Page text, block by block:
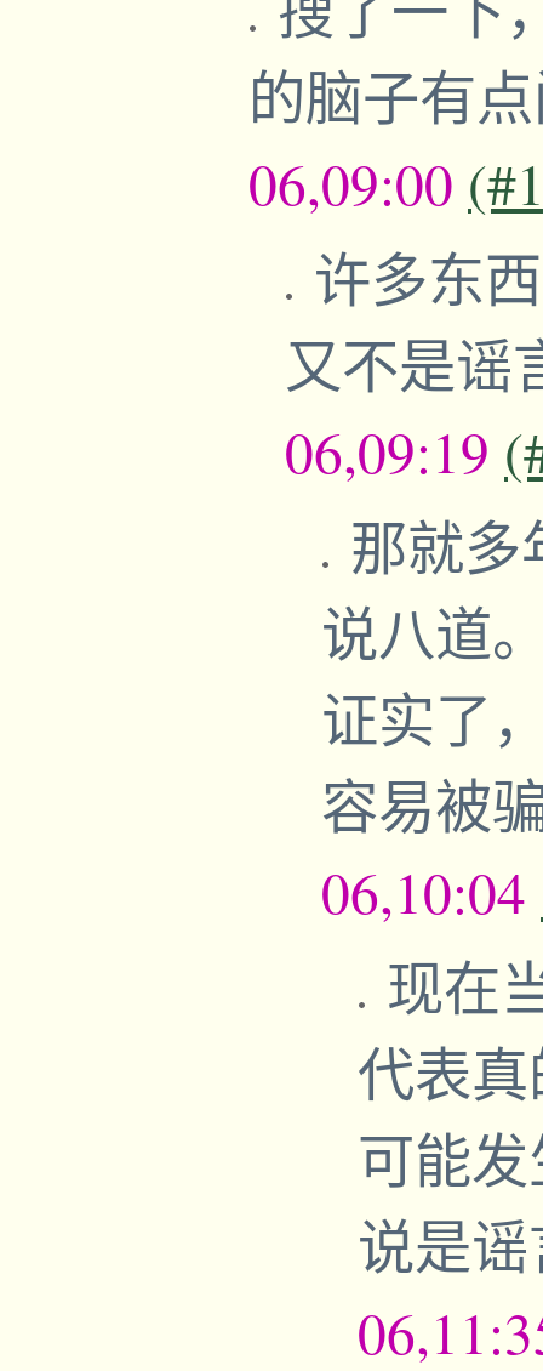
的脑子有
06,09:00
许多东
又不是谣
06,09:19
那就多
说八道
证实了
容易被
06,10:04
现在
代表
可能
说是